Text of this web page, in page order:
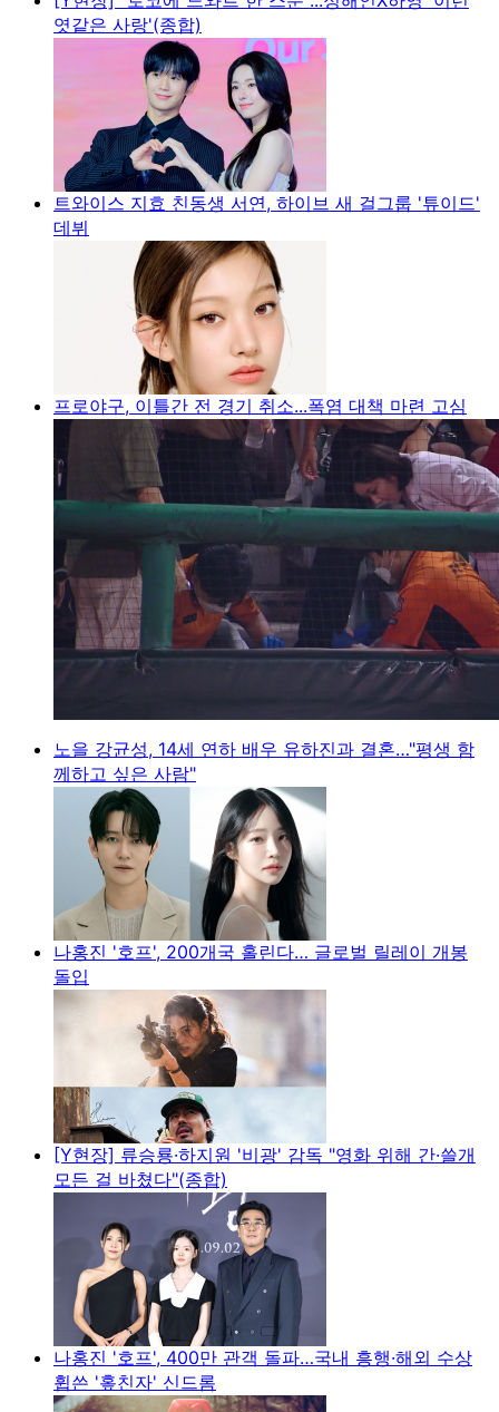
엿같은 사랑'(종합)
트와이스 지효 친동생 서연, 하이브 새 걸그룹 '튜이드'
데뷔
프로야구, 이틀간 전 경기 취소...폭염 대책 마련 고심
노을 강균성, 14세 연하 배우 유하진과 결혼…"평생 함
께하고 싶은 사람"
나홍진 '호프', 200개국 홀린다… 글로벌 릴레이 개봉
돌입
[Y현장] 류승룡·하지원 '비광' 감독 "영화 위해 간·쓸개
모든 걸 바쳤다"(종합)
나홍진 '호프', 400만 관객 돌파…국내 흥행·해외 수상
휩쓴 '홒친자' 신드롬